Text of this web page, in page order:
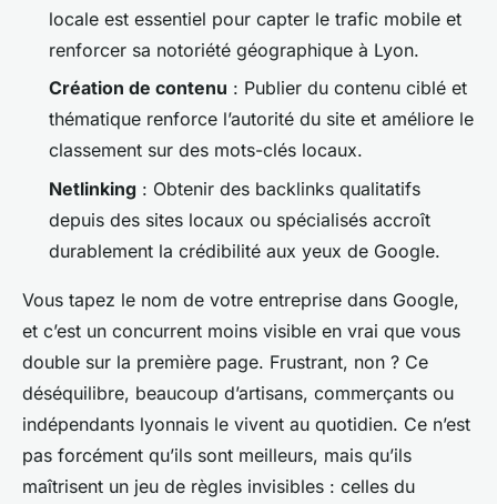
locale est essentiel pour capter le trafic mobile et
renforcer sa notoriété géographique à Lyon.
Création de contenu : Publier du contenu ciblé et
thématique renforce l’autorité du site et améliore le
classement sur des mots-clés locaux.
Netlinking : Obtenir des backlinks qualitatifs
depuis des sites locaux ou spécialisés accroît
durablement la crédibilité aux yeux de Google.
Vous tapez le nom de votre entreprise dans Google,
et c’est un concurrent moins visible en vrai que vous
double sur la première page. Frustrant, non ? Ce
déséquilibre, beaucoup d’artisans, commerçants ou
indépendants lyonnais le vivent au quotidien. Ce n’est
pas forcément qu’ils sont meilleurs, mais qu’ils
maîtrisent un jeu de règles invisibles : celles du